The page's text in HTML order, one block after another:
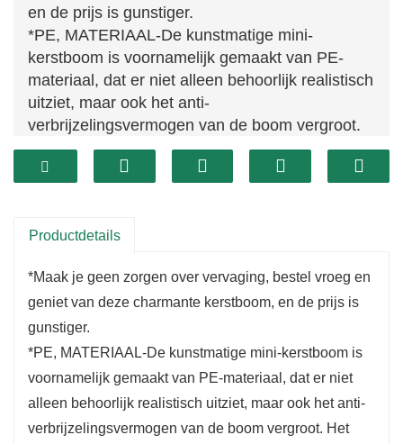
en de prijs is gunstiger.
*PE, MATERIAAL-De kunstmatige mini-
kerstboom is voornamelijk gemaakt van PE-
materiaal, dat er niet alleen behoorlijk realistisch
uitziet, maar ook het anti-
verbrijzelingsvermogen van de boom vergroot.
Het heeft een langere levensduur en zal niet
vervagen en instorten.
Geniet het hele jaar
Productdetails
*Maak je geen zorgen over vervaging, bestel vroeg en
geniet van deze charmante kerstboom, en de prijs is
gunstiger.
*PE, MATERIAAL-De kunstmatige mini-kerstboom is
voornamelijk gemaakt van PE-materiaal, dat er niet
alleen behoorlijk realistisch uitziet, maar ook het anti-
verbrijzelingsvermogen van de boom vergroot. Het